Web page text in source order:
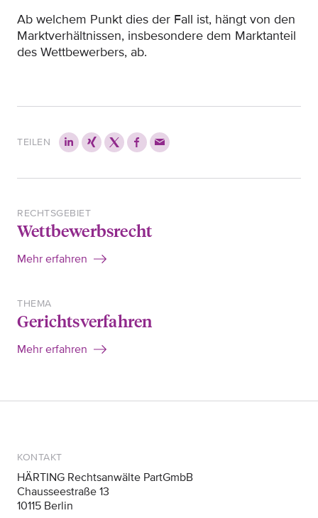
Ab welchem Punkt dies der Fall ist, hängt von den
Marktverhältnissen, insbesondere dem Marktanteil
des Wettbewerbers, ab.
TEILEN
RECHTSGEBIET
Wettbewerbsrecht
Mehr erfahren
THEMA
Gerichtsverfahren
Mehr erfahren
KONTAKT
HÄRTING Rechtsanwälte PartGmbB
Chausseestraße 13
10115 Berlin